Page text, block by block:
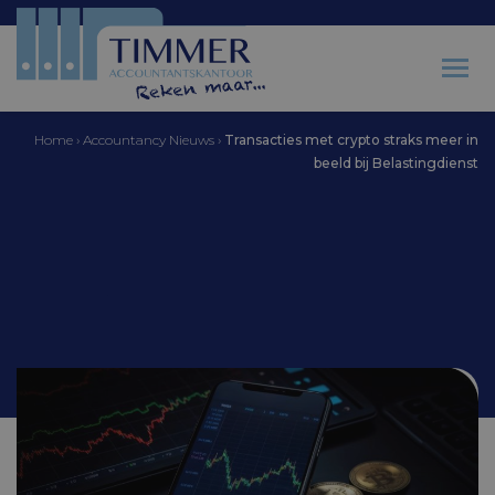
Home › Accountancy Nieuws › Transacties met crypto straks meer in
beeld bij Belastingdienst